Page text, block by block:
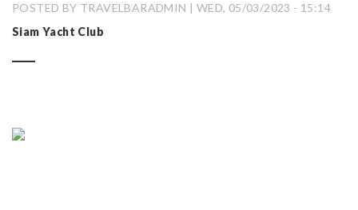
POSTED BY TRAVELBARADMIN | WED, 05/03/2023 - 15:14
Siam Yacht Club